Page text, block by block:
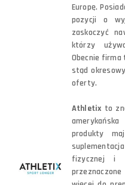
Europę.
pozycji o
zaskoczyć
którzy
Obecnie firma
stąd
oferty.
Athletix to
produkty
fizycznej i